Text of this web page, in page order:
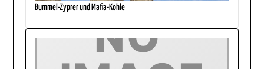
Bummel-Zyprer und Mafia-Kohle